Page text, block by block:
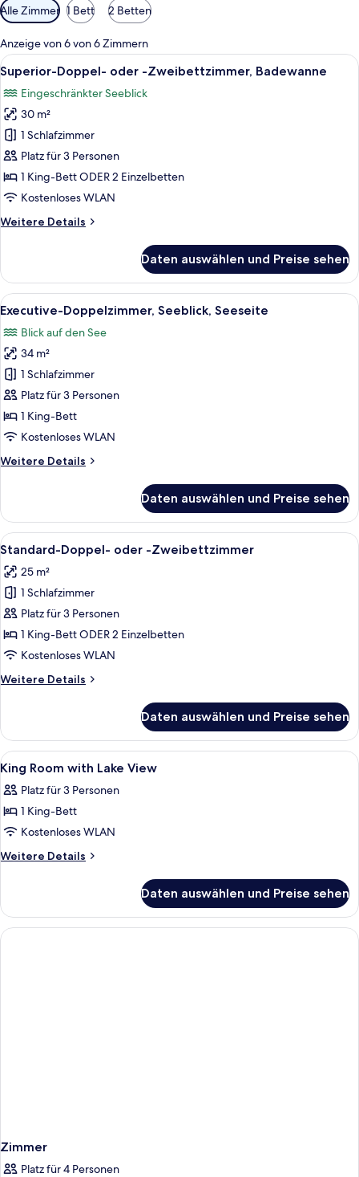
Verfügbare
Filter
für
Zimmer
Alle Zimmer 1 Bett 2 Betten
Anzeige von 6 von 6 Zimmern
Alle
Fotos
für
Superior-
Doppel-
oder
-
Zweibettzimmer,
anzeigen
Ein Hotelzimmer mit einem großen
12
Superior-Doppel- oder -Zweibettzimmer, Badewanne
Eingeschränkter Seeblick
30 m²
1 Schlafzimmer
Platz für 3 Personen
1 King-Bett ODER 2 Einzelbetten
Kostenloses WLAN
Weitere Details
Weitere
Doppel-
oder
-
Zweibettzimmer,
Badewanne
Daten auswählen und Preise sehen
Alle
Fotos
für
Executive-
Doppelzimmer,
Seeblick,
Seeseite
anzeigen
Ein Bett mit Himmel, mit dunkler
17
Executive-Doppelzimmer, Seeblick, Seeseite
Blick auf den See
34 m²
1 Schlafzimmer
Platz für 3 Personen
1 King-Bett
Kostenloses WLAN
Weitere Details
Weitere
Doppelzimmer,
Seeblick,
Seeseite
Daten auswählen und Preise sehen
Alle
Fotos
für
Standard-
Doppel-
oder
-
anzeigen
Ein Hotelzimmer mit einem
13
Standard-Doppel- oder -Zweibettzimmer
25 m²
1 Schlafzimmer
Platz für 3 Personen
1 King-Bett ODER 2 Einzelbetten
Kostenloses WLAN
Weitere Details
Weitere
Doppel-
oder
-
Zweibettzimmer
Daten auswählen und Preise sehen
Alle
Fotos
für
King
Room
with
anzeigen
Minibar, Zimmersafe, Schreibtisch,
20
King Room with Lake View
Platz für 3 Personen
1 King-Bett
Kostenloses WLAN
Weitere Details
Weitere
Room
with
Lake
Daten auswählen und Preise sehen
Zimmer
Platz für 4 Personen